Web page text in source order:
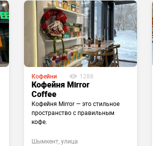
Кофейни 1288
Кофейня Mirror
Coffee
Кофейня Mirror — это стильное
пространство с правильным
кофе.
Шымкент, улица